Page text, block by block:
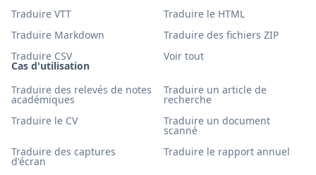
Cas d'utilisation
Traduire des relevés de notes
académiques
Traduire un article de
recherche
Traduire le CV
Traduire un document
scanné
Traduire des captures
d'écran
Traduire le rapport annuel
Traduire VTT
Traduire le HTML
Traduire Markdown
Traduire des fichiers ZIP
Traduire CSV
Voir tout